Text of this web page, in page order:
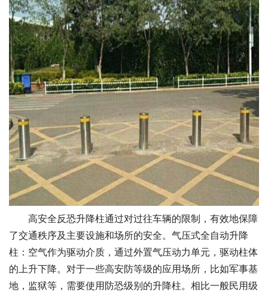
高安全反恐升降柱通过对过往车辆的限制，有效地保障
了交通秩序及主要设施和场所的安全。气压式全自动升降
柱：空气作为驱动介质，通过外置气压动力单元，驱动柱体
的上升下降。对于一些高安防等级的应用场所，比如军事基
地，监狱等，需要使用防恐级别的升降柱。相比一般民用级